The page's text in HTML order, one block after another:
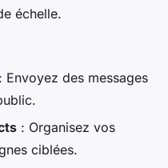
échelle.
: Envoyez des messages
: Organisez vos
ciblées.